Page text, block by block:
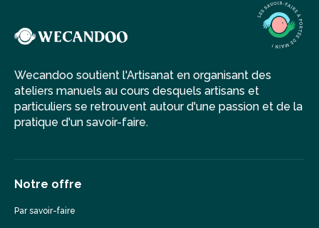
Wecandoo soutient l'Artisanat en organisant des
ateliers manuels au cours desquels artisans et
particuliers se retrouvent autour d'une passion et de la
pratique d'un savoir-faire.
Notre offre
Par savoir-faire